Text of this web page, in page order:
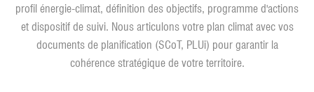
profil énergie-climat, définition des objectifs, programme d'actions
et dispositif de suivi. Nous articulons votre plan climat avec vos
documents de planification (SCoT, PLUi) pour garantir la
cohérence stratégique de votre territoire.